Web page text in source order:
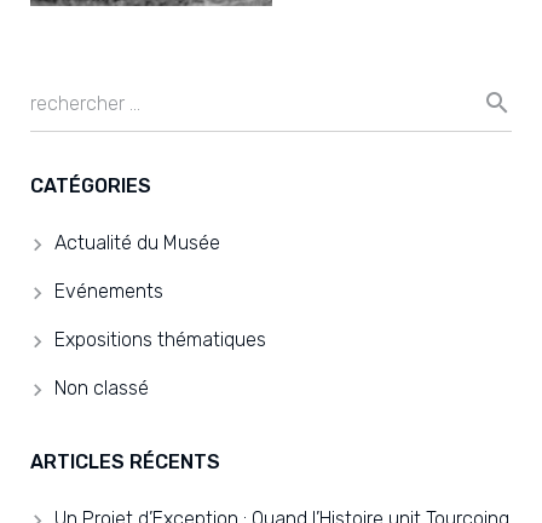
CATÉGORIES
Actualité du Musée
Evénements
Expositions thématiques
Non classé
ARTICLES RÉCENTS